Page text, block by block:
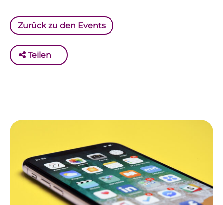
Zurück zu den Events
Teilen